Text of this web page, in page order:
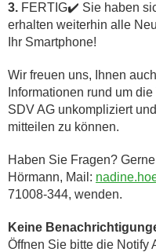
3. FERTIG✔️ Sie haben
erhalten weiterhin alle
Ihr Smartphone!
Wir freuen uns, Ihnen
Informationen rund um
SDV AG unkompliziert
mitteilen zu können.
Haben Sie Fragen?
Hörmann, Mail:
71008-344, wenden.
Keine
Öffnen Sie bitte die Notify